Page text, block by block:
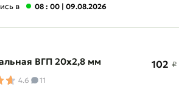
в 08 : 00 | 09.08.2026
ВГП 20х2,8 мм
4.6 11
102 ₽